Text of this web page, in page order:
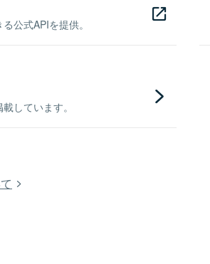
公式APIを提供。
しています。